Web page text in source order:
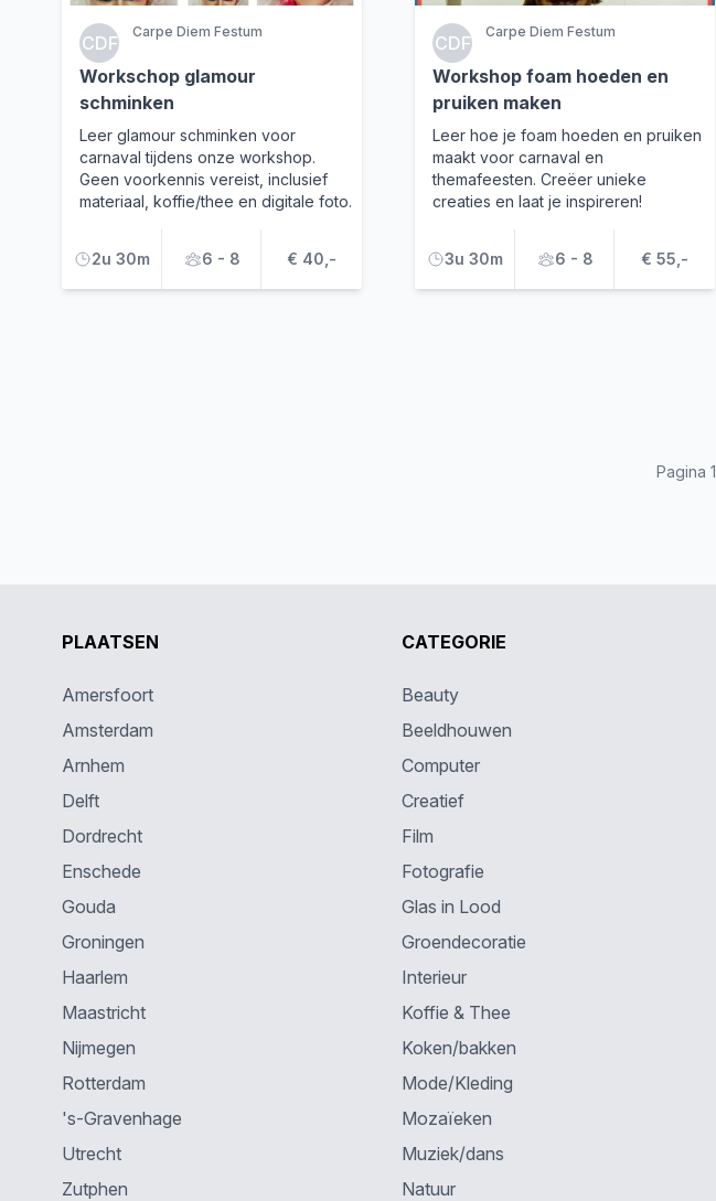
CDF
Carpe Diem Festum
Workschop glamour
schminken
Leer glamour schminken voor
carnaval tijdens onze workshop.
Geen voorkennis vereist, inclusief
materiaal, koffie/thee en digitale foto.
2u 30m 6 - 8 € 40,-
CDF
Carpe Diem Festum
Workshop foam hoeden en
pruiken maken
Leer hoe je foam hoeden en pruiken
maakt voor carnaval en
themafeesten. Creëer unieke
creaties en laat je inspireren!
3u 30m 6 - 8 € 55,-
Pagina 1
PLAATSEN
Amersfoort
Amsterdam
Arnhem
Delft
Dordrecht
Enschede
Gouda
Groningen
Haarlem
Maastricht
Nijmegen
Rotterdam
's-Gravenhage
Utrecht
Zutphen
CATEGORIE
Beauty
Beeldhouwen
Computer
Creatief
Film
Fotografie
Glas in Lood
Groendecoratie
Interieur
Koffie & Thee
Koken/bakken
Mode/Kleding
Mozaïeken
Muziek/dans
Natuur